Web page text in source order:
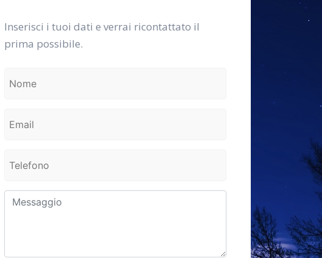
Inserisci i tuoi dati e verrai ricontattato il
prima possibile.